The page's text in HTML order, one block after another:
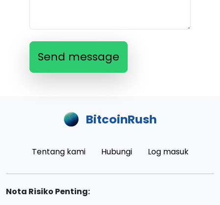
Send message
BitcoinRush
Tentang kami Hubungi Log masuk
Nota Risiko Penting: